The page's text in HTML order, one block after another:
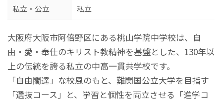
私立・公立 私立
大阪府大阪市阿倍野区にある桃山学院中学校は、自
由・愛・奉仕のキリスト教精神を基盤とした、130年以
上の伝統を誇る私立の中高一貫共学校です。
「自由闊達」な校風のもと、難関国公立大学を目指す
「選抜コース」と、学習と個性を両立させる「進学コ